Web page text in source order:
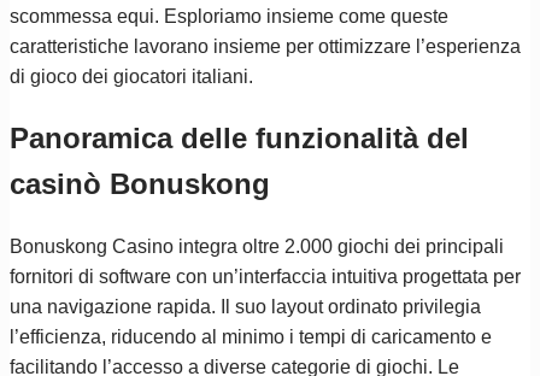
scommessa equi. Esploriamo insieme come queste
caratteristiche lavorano insieme per ottimizzare l’esperienza
di gioco dei giocatori italiani.
Panoramica delle funzionalità del
casinò Bonuskong
Bonuskong Casino integra oltre 2.000 giochi dei principali
fornitori di software con un’interfaccia intuitiva progettata per
una navigazione rapida. Il suo layout ordinato privilegia
l’efficienza, riducendo al minimo i tempi di caricamento e
facilitando l’accesso a diverse categorie di giochi. Le